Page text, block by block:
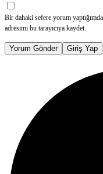
Bir dahaki sefere yorum
adresimi bu tarayıcıya kaydet.
Yorum Gönder Giriş Yap